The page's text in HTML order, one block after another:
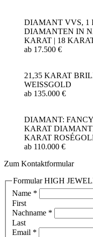
DIAMANT VVS, 1
DIAMANTEN IN
KARAT | 18
ab 17.500 €
21,35 KARAT
WEISSGOLD
ab 135.000 €
DIAMANT:
KARAT
KARAT
ab 110.000 €
Zum Kontaktformular
Formular HIGH
Name *
First
Nachname *
Last
Email *